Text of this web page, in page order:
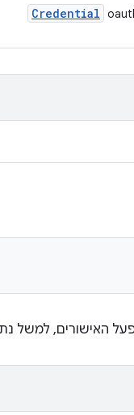
Credential
האישורים, למשל